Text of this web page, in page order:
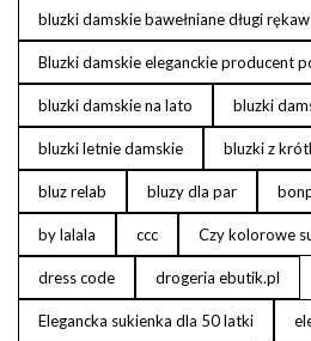
bluzki damskie bawełniane długi rękaw
Bluzki damskie eleganckie producent
bluzki damskie na lato bluzki
bluzki letnie damskie bluzki z
bluz relab bluzy dla par
by lalala ccc Czy kolorowe
dress code drogeria ebutik.pl
Elegancka sukienka dla 50 latki